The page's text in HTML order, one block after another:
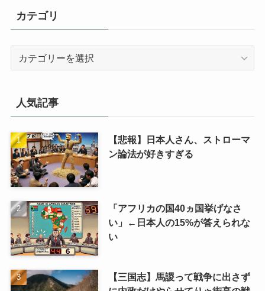
カテゴリ
人気記事
【悲報】日本人さん、ストローマ
ン論法が好きすぎる
「アフリカの国40ヵ国挙げなさ
い」←日本人の15%が答えられな
い
【三国志】馬謖って戦争に出さず